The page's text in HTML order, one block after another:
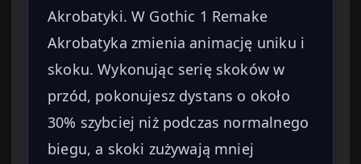
Akrobatyki. W Gothic 1 Remake
Akrobatyka zmienia animację uniku i
skoku. Wykonując serię skoków w
przód, pokonujesz dystans o około
30% szybciej niż podczas normalnego
biegu, a skoki zużywają mniej